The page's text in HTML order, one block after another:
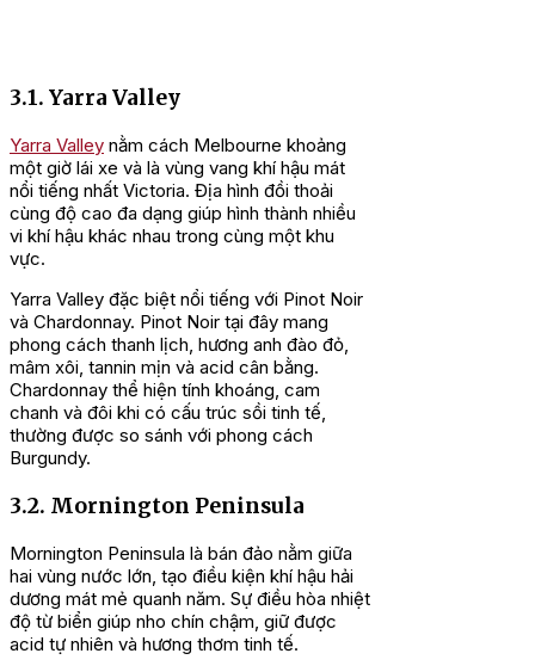
3.1. Yarra Valley
Yarra Valley nằm cách Melbourne khoảng
một giờ lái xe và là vùng vang khí hậu mát
nổi tiếng nhất Victoria. Địa hình đồi thoải
cùng độ cao đa dạng giúp hình thành nhiều
vi khí hậu khác nhau trong cùng một khu
vực.
Yarra Valley đặc biệt nổi tiếng với Pinot Noir
và Chardonnay. Pinot Noir tại đây mang
phong cách thanh lịch, hương anh đào đỏ,
mâm xôi, tannin mịn và acid cân bằng.
Chardonnay thể hiện tính khoáng, cam
chanh và đôi khi có cấu trúc sồi tinh tế,
thường được so sánh với phong cách
Burgundy.
3.2. Mornington Peninsula
Mornington Peninsula là bán đảo nằm giữa
hai vùng nước lớn, tạo điều kiện khí hậu hải
dương mát mẻ quanh năm. Sự điều hòa nhiệt
độ từ biển giúp nho chín chậm, giữ được
acid tự nhiên và hương thơm tinh tế.